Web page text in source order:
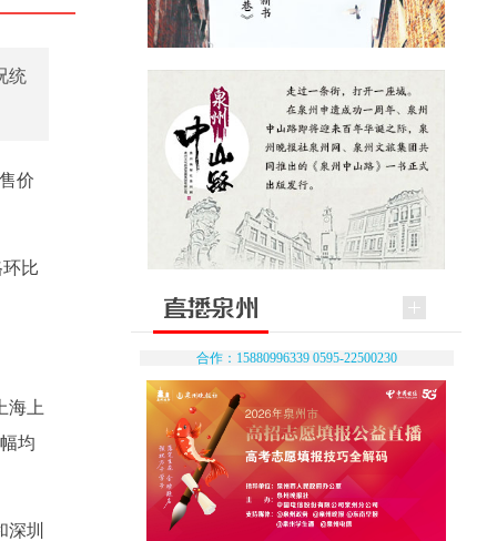
统
价
比
海上
均
深圳
合作：15880996339 0595-22500230